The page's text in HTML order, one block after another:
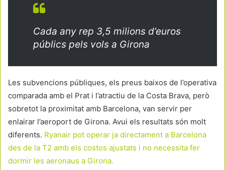
Cada any rep 3,5 milions d’euros
públics pels vols a Girona
Les subvencions públiques, els preus baixos de l’operativa
comparada amb el Prat i l’atractiu de la Costa Brava, però
sobretot la proximitat amb Barcelona, van servir per
enlairar l’aeroport de Girona. Avui els resultats són molt
diferents. Ryanair pot operar ja directament a Barcelona
des de la T2 amb els costos ajustats i no necessita fer
dormir les aeronaus a Girona.